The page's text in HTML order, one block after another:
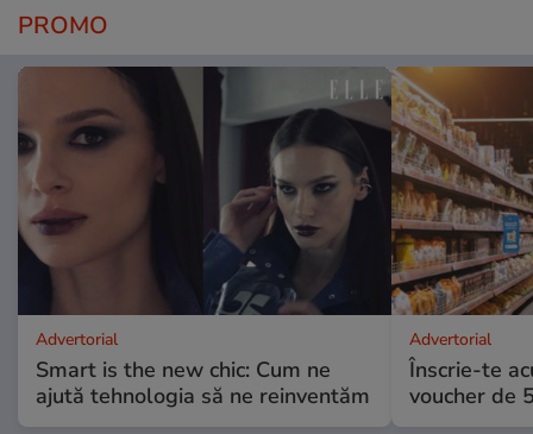
PROMO
Advertorial
Smart is the new chic: Cum ne
ajută tehnologia să ne reinventăm
Advertorial
Înscrie-te
voucher de